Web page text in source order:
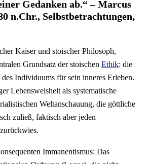
Gedanken ab.“ – Marcus
n.Chr., Selbstbetrachtungen,
Kaiser und stoischer Philosoph,
Grundsatz der stoischen Ethik: die
Individuums für sein inneres Erleben.
Lebensweisheit als systematische
Weltanschauung, die göttliche
zuließ, faktisch aber jeden
Immanentismus: Das